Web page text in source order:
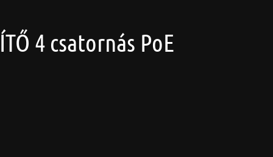
4 csatornás PoE